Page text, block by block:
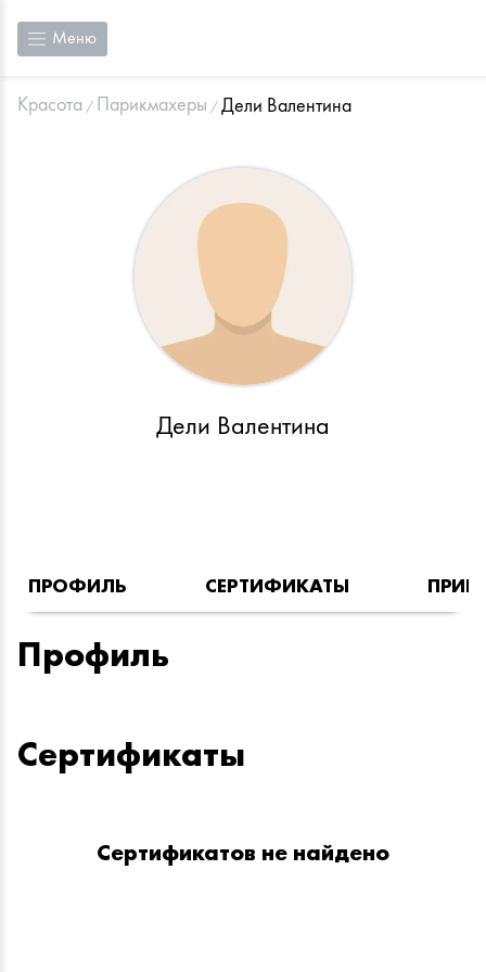
Меню
Красота Парикмахеры Дели Валентина
Дели Валентина
ПРОФИЛЬ СЕРТИФИКАТЫ
Профиль
Сертификаты
Сертификатов не найдено